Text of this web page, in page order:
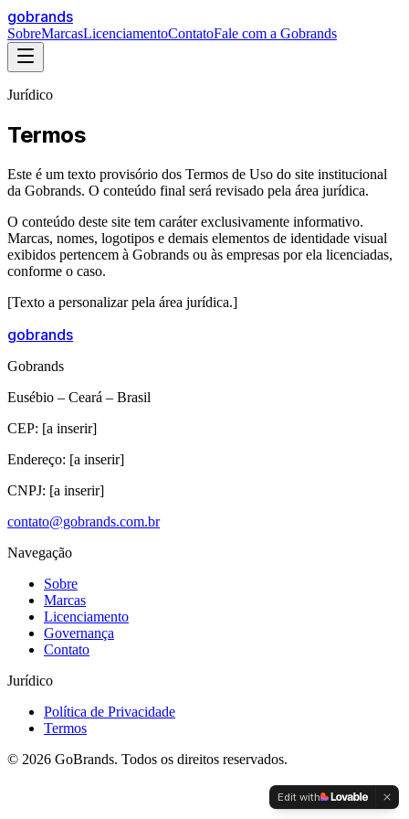
gobrands
SobreMarcasLicenciamentoContatoFale com a Gobrands
Jurídico
Termos
Este é um texto provisório dos Termos de Uso do site institucional
da Gobrands. O conteúdo final será revisado pela área jurídica.
O conteúdo deste site tem caráter exclusivamente informativo.
Marcas, nomes, logotipos e demais elementos de identidade visual
exibidos pertencem à Gobrands ou às empresas por ela licenciadas,
conforme o caso.
[Texto a personalizar pela área jurídica.]
gobrands
Gobrands
Eusébio – Ceará – Brasil
CEP: [a inserir]
Endereço: [a inserir]
CNPJ: [a inserir]
contato@gobrands.com.br
Navegação
Sobre
Marcas
Licenciamento
Governança
Contato
Jurídico
Política de Privacidade
Termos
© 2026 GoBrands. Todos os direitos reservados.
Edit with